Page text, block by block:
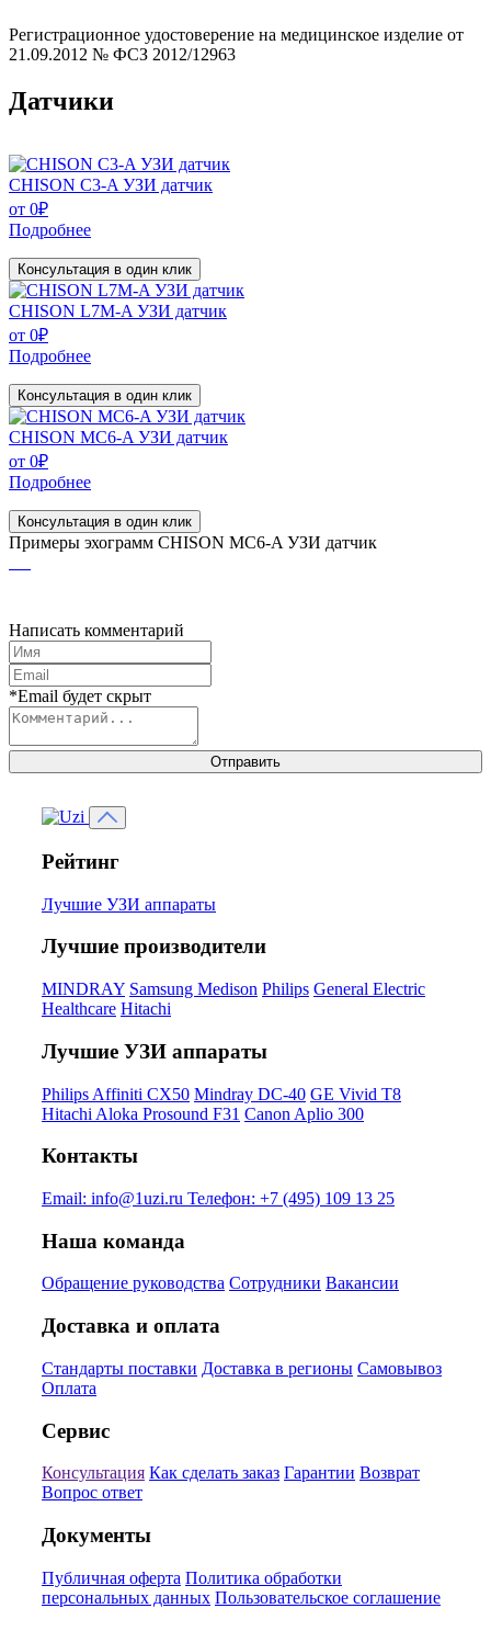
Регистрационное удостоверение на медицинское изделие от
21.09.2012 № ФСЗ 2012/12963
Датчики
CHISON C3-A УЗИ датчик
от 0₽
Подробнее
Консультация в один клик
CHISON L7M-A УЗИ датчик
от 0₽
Подробнее
Консультация в один клик
CHISON MC6-A УЗИ датчик
от 0₽
Подробнее
Консультация в один клик
Примеры эхограмм CHISON MC6-A УЗИ датчик
Написать комментарий
*Email будет скрыт
Отправить
Рейтинг
Лучшие УЗИ аппараты
Лучшие производители
MINDRAY Samsung Medison Philips General Electric
Healthcare Hitachi
Лучшие УЗИ аппараты
Philips Affiniti CX50 Mindray DC-40 GE Vivid T8
Hitachi Aloka Prosound F31 Canon Aplio 300
Контакты
Email: info@1uzi.ru Телефон: +7 (495) 109 13 25
Наша команда
Обращение руководства Сотрудники Вакансии
Доставка и оплата
Стандарты поставки Доставка в регионы Самовывоз
Оплата
Сервис
Консультация Как сделать заказ Гарантии Возврат
Вопрос ответ
Документы
Публичная оферта Политика обработки
персональных данных Пользовательское соглашение